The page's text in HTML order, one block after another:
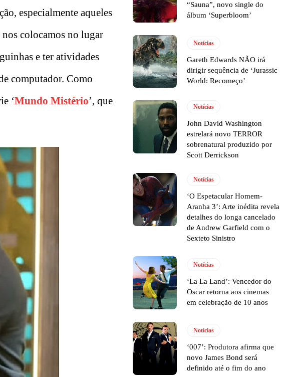
especialmente aqueles
colocamos no lugar
e ter atividades
computador. Como
‘Mundo Mistério’, que
“Sauna”, novo single do
álbum ‘Superbloom’
Notícias
Gareth Edwards NÃO irá
dirigir sequência de ‘Jurassic
World: Recomeço’
Notícias
John David Washington
estrelará novo TERROR
sobrenatural produzido por
Scott Derrickson
Notícias
‘O Espetacular Homem-
Aranha 3’: Arte inédita revela
detalhes do longa cancelado
de Andrew Garfield com o
Sexteto Sinistro
Notícias
‘La La Land’: Vencedor do
Oscar retorna aos cinemas
em celebração de 10 anos
Notícias
‘007’: Produtora afirma que
novo James Bond será
definido até o fim do ano